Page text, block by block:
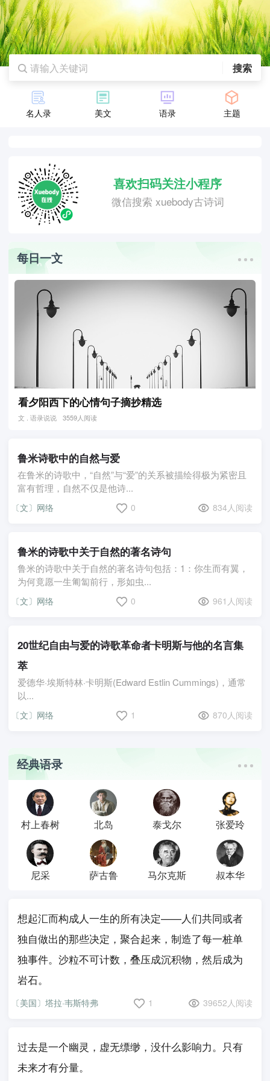
搜索
名人录 美文 语录 主题
喜欢扫码关注小程序
微信搜索 xuebody古诗词
每日一文
看夕阳西下的心情句子摘抄精选
文 . 语录说说 3559人阅读
鲁米诗歌中的自然与爱
在鲁米的诗歌中，“自然”与“爱”的关系被描绘得极为紧密且
富有哲理，自然不仅是他诗...
〔文〕网络 0 834人阅读
鲁米的诗歌中关于自然的著名诗句
鲁米的诗歌中关于自然的著名诗句包括：1：你生而有翼，
为何竟愿一生匍匐前行，形如虫...
〔文〕网络 0 961人阅读
20世纪自由与爱的诗歌革命者卡明斯与他的名言集
萃
爱德华·埃斯特林·卡明斯(Edward Estlin Cummings)，通常
以...
〔文〕网络 1 870人阅读
经典语录
村上春树 北岛 泰戈尔 张爱玲
尼采 萨古鲁 马尔克斯 叔本华
想起汇而构成人一生的所有决定——人们共同或者
独自做出的那些决定，聚合起来，制造了每一桩单
独事件。沙粒不可计数，叠压成沉积物，然后成为
岩石。
〔美国〕塔拉·韦斯特弗 1 39652人阅读
过去是一个幽灵，虚无缥缈，没什么影响力。只有
未来才有分量。